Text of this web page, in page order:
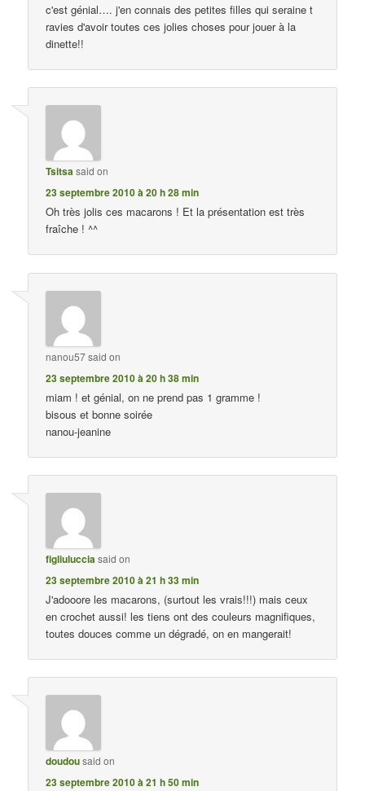
c'est génial…. j'en connais des petites filles qui seraine t
ravies d'avoir toutes ces jolies choses pour jouer à la
dinette!!
Tsitsasaid on
23 septembre 2010 à 20 h 28 min
Oh très jolis ces macarons ! Et la présentation est très
fraîche ! ^^
nanou57said on
23 septembre 2010 à 20 h 38 min
miam ! et génial, on ne prend pas 1 gramme !
bisous et bonne soirée
nanou-jeanine
figliulucciasaid on
23 septembre 2010 à 21 h 33 min
J'adooore les macarons, (surtout les vrais!!!) mais ceux
en crochet aussi! les tiens ont des couleurs magnifiques,
toutes douces comme un dégradé, on en mangerait!
doudousaid on
23 septembre 2010 à 21 h 50 min